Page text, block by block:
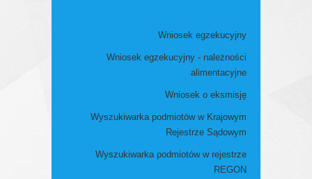
Wniosek egzekucyjny
Wniosek egzekucyjny - należności
alimentacyjne
Wniosek o eksmisję
Wyszukiwarka podmiotów w Krajowym
Rejestrze Sądowym
Wyszukiwarka podmiotów w rejestrze
REGON